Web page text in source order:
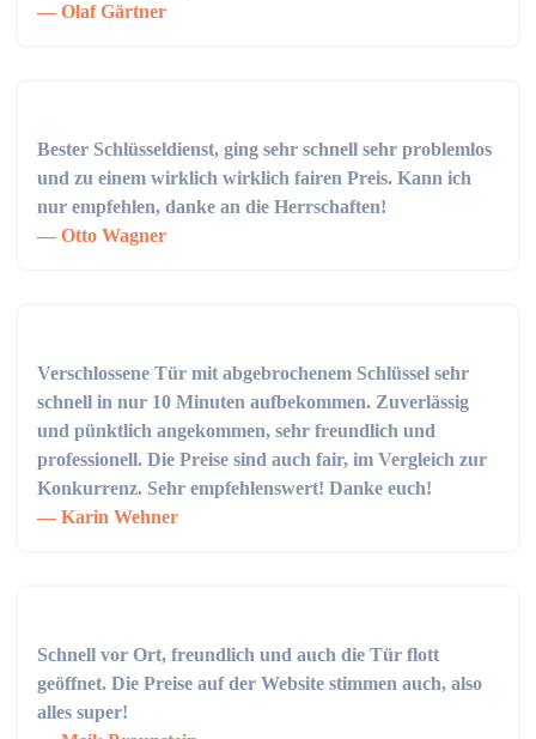
Olaf Gärtner
Bester Schlüsseldienst, ging sehr schnell sehr problemlos
und zu einem wirklich wirklich fairen Preis. Kann ich
nur empfehlen, danke an die Herrschaften!
Otto Wagner
Verschlossene Tür mit abgebrochenem Schlüssel sehr
schnell in nur 10 Minuten aufbekommen. Zuverlässig
und pünktlich angekommen, sehr freundlich und
professionell. Die Preise sind auch fair, im Vergleich zur
Konkurrenz. Sehr empfehlenswert! Danke euch!
Karin Wehner
Schnell vor Ort, freundlich und auch die Tür flott
geöffnet. Die Preise auf der Website stimmen auch, also
alles super!